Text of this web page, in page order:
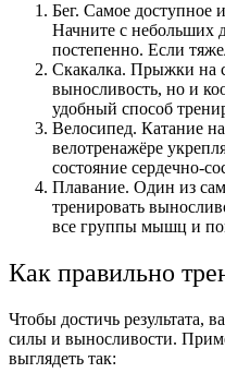
Бег. Самое доступное
Начните с небольших
постепенно. Если
Скакалка. Прыжки на
выносливость, но и
удобный способ
Велосипед. Катание
велотренажёре
состояние сердечно-
Плавание. Один из
тренировать
все группы мышц и
Как правильно
Чтобы достичь результата,
силы и выносливости.
выглядеть так: